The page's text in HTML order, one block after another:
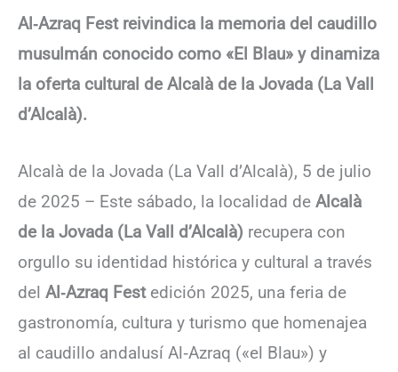
Al‑Azraq Fest reivindica la memoria del caudillo
musulmán conocido como «El Blau» y dinamiza
la oferta cultural de Alcalà de la Jovada (La Vall
d’Alcalà).
Alcalà de la Jovada (La Vall d’Alcalà), 5 de julio
de 2025 – Este sábado, la localidad de Alcalà
de la Jovada (La Vall d’Alcalà) recupera con
orgullo su identidad histórica y cultural a través
del Al‑Azraq Festedición 2025, una feria de
gastronomía, cultura y turismo que homenajea
al caudillo andalusí Al‑Azraq («el Blau») y